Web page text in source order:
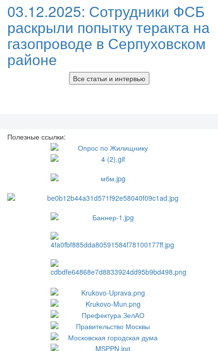
03.12.2025: Сотрудники ФСБ
раскрыли попытку теракта на
газопроводе в Серпуховском
районе
Все статьи и интервью
Полезные ссылки: